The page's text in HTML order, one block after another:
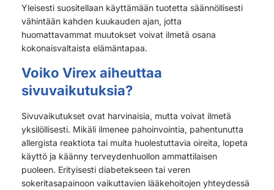
Yleisesti suositellaan käyttämään tuotetta säännöllisesti
vähintään kahden kuukauden ajan, jotta
huomattavammat muutokset voivat ilmetä osana
kokonaisvaltaista elämäntapaa.
Voiko Virex aiheuttaa
sivuvaikutuksia?
Sivuvaikutukset ovat harvinaisia, mutta voivat ilmetä
yksilöllisesti. Mikäli ilmenee pahoinvointia, pahentunutta
allergista reaktiota tai muita huolestuttavia oireita, lopeta
käyttö ja käänny terveydenhuollon ammattilaisen
puoleen. Erityisesti diabetekseen tai veren
sokeritasapainoon vaikuttavien lääkehoitojen yhteydessä